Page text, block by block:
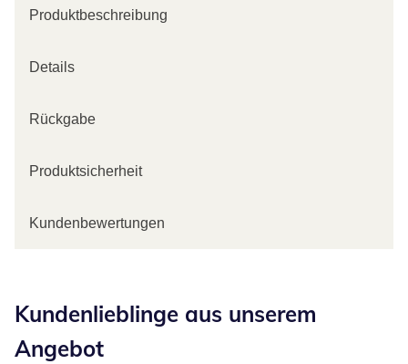
Produktbeschreibung
Details
Rückgabe
Produktsicherheit
Kundenbewertungen
Kundenlieblinge aus unserem
Angebot